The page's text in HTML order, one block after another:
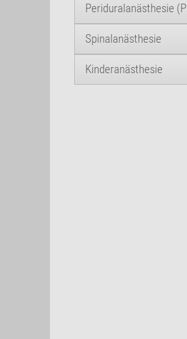
Periduralanästhesie
Spinalanästhesie
Kinderanästhesie